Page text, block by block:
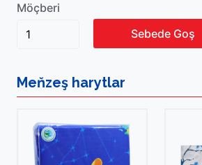
Möçberi
Sebede Goş
Meňzeş harytlar